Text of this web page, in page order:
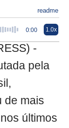
readme
0:00 1.0x
-
pela
de mais
últimos